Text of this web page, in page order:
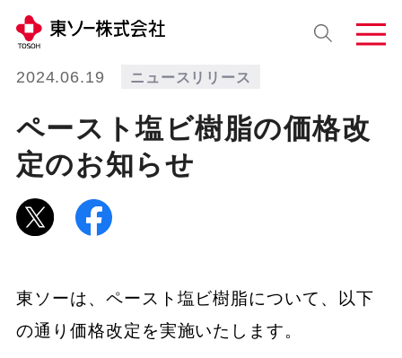
2024.06.19 ニュースリリース
ペースト塩ビ樹脂の価格改
定のお知らせ
東ソーは、ペースト塩ビ樹脂について、以下
の通り価格改定を実施いたします。